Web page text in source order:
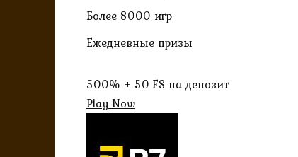
Более 8000 игр
Ежедневные призы
500% + 50 FS на депозит
Play Now